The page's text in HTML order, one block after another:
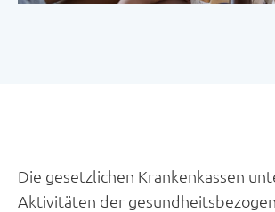
Die gesetzlichen Krankenkassen
Aktivitäten der